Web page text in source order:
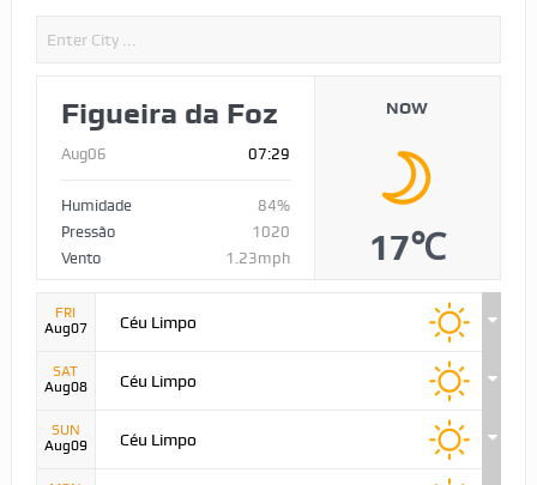
Figueira da Foz
Aug06 07:29
Humidade
84%
Pressão
1020
Vento
1.23mph
NOW
17℃
FRI
Aug07
Céu Limpo
SAT
Aug08
Céu Limpo
SUN
Aug09
Céu Limpo